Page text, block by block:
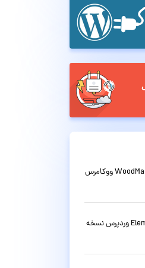
قالب فروشگاهی چندمنظوره وودمارت WoodMart ووکامرس
افزونه صفحه ساز المنتور پرو Elementor Pro وردپرس نسخه